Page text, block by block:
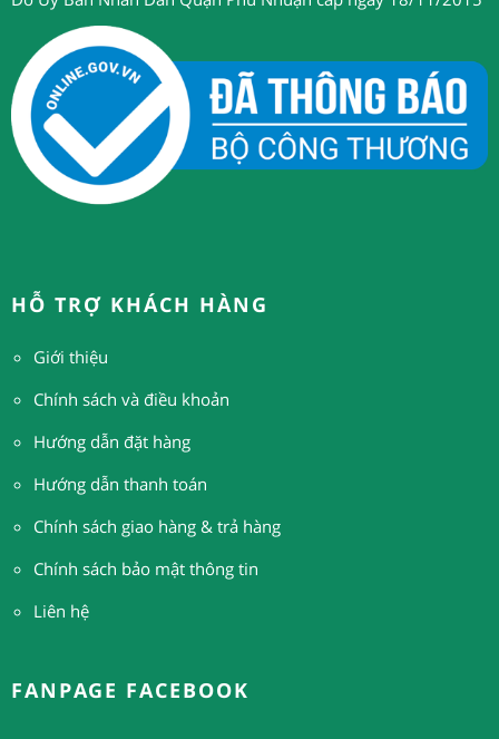
HỖ TRỢ KHÁCH HÀNG
Giới thiệu
Chính sách và điều khoản
Hướng dẫn đặt hàng
Hướng dẫn thanh toán
Chính sách giao hàng & trả hàng
Chính sách bảo mật thông tin
Liên hệ
FANPAGE FACEBOOK